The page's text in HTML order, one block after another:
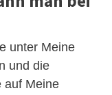
unter ​​​Meine
und die
auf ​​​​Meine